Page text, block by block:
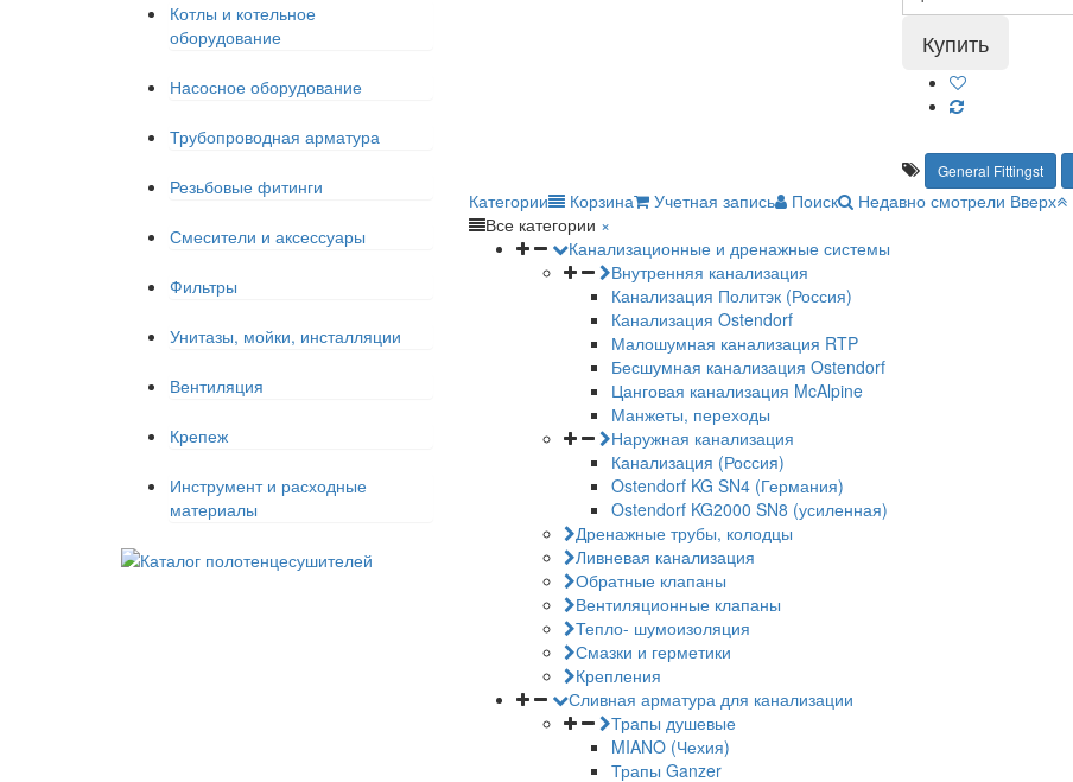
Котлы и котельное
оборудование
Насосное оборудование
Трубопроводная арматура
Резьбовые фитинги
Смесители и аксессуары
Фильтры
Унитазы, мойки, инсталляции
Вентиляция
Крепеж
Инструмент и расходные
материалы
General Fittingst
Категории Корзина Учетная запись Поиск Недавно смотрели Вверх
Все категории ×
Канализационные и дренажные системы
Внутренняя канализация
Канализация Политэк (Россия)
Канализация Ostendorf
Малошумная канализация RTP
Бесшумная канализация Ostendorf
Цанговая канализация McAlpine
Манжеты, переходы
Наружная канализация
Канализация (Россия)
Ostendorf KG SN4 (Германия)
Ostendorf KG2000 SN8 (усиленная)
Дренажные трубы, колодцы
Ливневая канализация
Обратные клапаны
Вентиляционные клапаны
Тепло- шумоизоляция
Смазки и герметики
Крепления
Сливная арматура для канализации
Трапы душевые
MIANO (Чехия)
Трапы Ganzer